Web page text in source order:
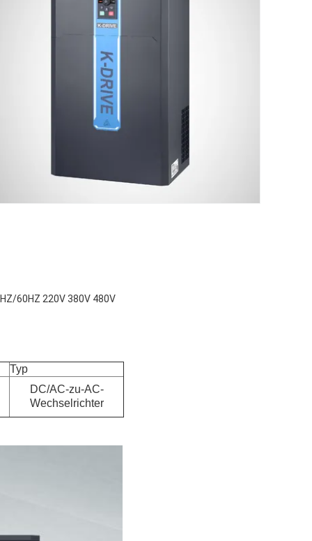
60HZ 220V 380V 480V
Typ
DC/AC-zu-AC-
Wechselrichter